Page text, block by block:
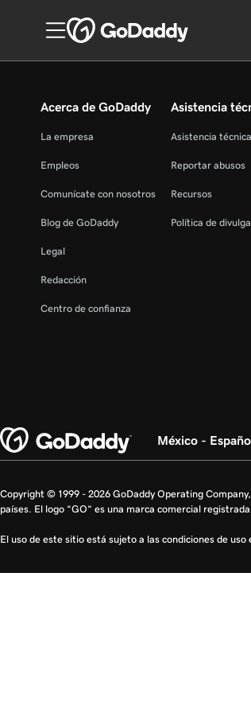
Acerca de GoDaddy
La empresa
Empleos
Comunícate con nosotros
Blog de GoDaddy
Legal
Redacción
Centro de confianza
Asistencia
Asistencia
Reportar abusos
Recursos
Política de
México -
Copyright © 1999 - 2026 GoDaddy Operating
países. El logo “GO” es una marca comercial
El uso de este sitio está sujeto a las condiciones de